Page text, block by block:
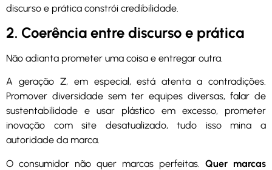
discurso e prática constrói credibilidade.
2. Coerência entre discurso e prática
Não adianta prometer uma coisa e entregar outra.
A geração Z, em especial, está atenta a contradições.
Promover diversidade sem ter equipes diversas, falar de
sustentabilidade e usar plástico em excesso, prometer
inovação com site desatualizado, tudo isso mina a
autoridade da marca.
O consumidor não quer marcas perfeitas. Quer marcas